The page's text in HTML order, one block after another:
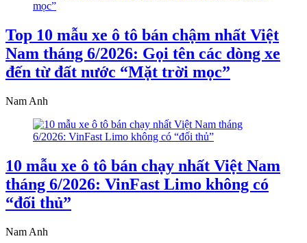
Top 10 mẫu xe ô tô bán chậm nhất Việt
Nam tháng 6/2026: Gọi tên các dòng xe
đến từ đất nước “Mặt trời mọc”
Nam Anh
10 mẫu xe ô tô bán chạy nhất Việt Nam
tháng 6/2026: VinFast Limo không có
“đối thủ”
Nam Anh